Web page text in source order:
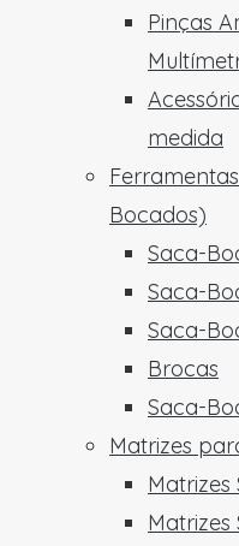
Pinças
medida
Bocados)
Saca-
Saca-
Saca-
Brocas
Saca-
Matrizes
Matrizes
Matrizes